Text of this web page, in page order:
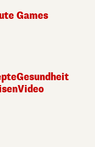
Games
Gesundheit
Video